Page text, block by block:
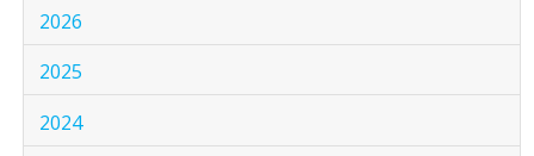
2026
2025
2024